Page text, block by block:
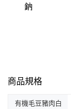
商品規格
有機毛豆豬肉白